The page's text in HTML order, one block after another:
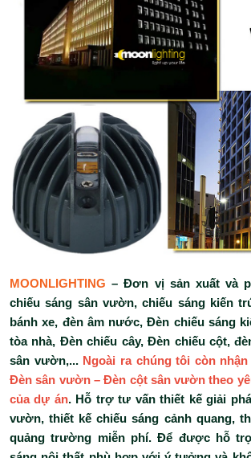
MOONLIGHTING – Đơn vị sản xuất và
chiếu sáng sân vườn, chiếu sáng kiến
bánh xe, đèn âm nước, Đèn chiếu sáng
tòa nhà, Đèn chiếu cây, Đèn chiếu cột,
sân vườn,... Ngoài ra chúng tôi còn
Đèn sân vườn – Đèn cột sân vườn theo
của dự án. Hỗ trợ tư vấn thiết kế giải
vườn, thiết kế chiếu sáng cảnh quang,
quảng trường miễn phí. Để được hỗ